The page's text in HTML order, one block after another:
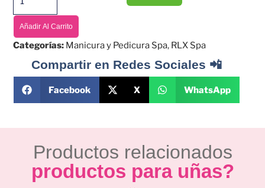
Añadir Al Carrito
Categorías: Manicura y Pedicura Spa, RLX Spa
Compartir en Redes Sociales 📲
Facebook X WhatsApp
Productos relacionados
productos para uñas?